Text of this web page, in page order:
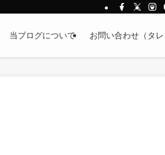
当ブログについて お問い合わせ（タ